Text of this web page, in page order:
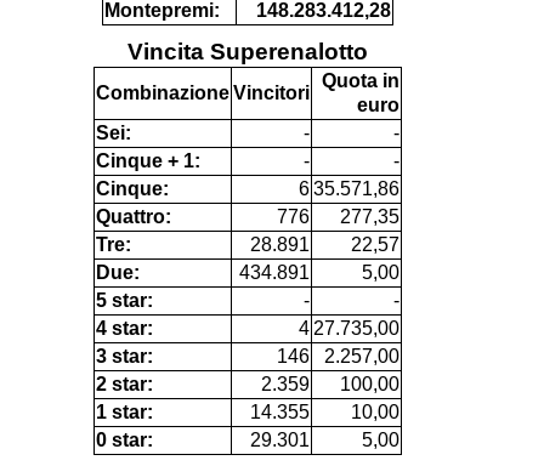
Montepremi:
148.283.412,28
Vincita Superenalotto
CombinazioneVincitori
Quota in
euro
Sei:
-
-
Cinque + 1:
-
-
Cinque:
635.571,86
Quattro:
776
277,35
Tre:
28.891
22,57
Due:
434.891
5,00
5 star:
-
-
4 star:
4 27.735,00
3 star:
146
2.257,00
2 star:
2.359
100,00
1 star:
14.355
10,00
0 star:
29.301 5,00